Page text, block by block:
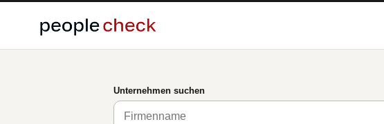
Unternehmen suchen